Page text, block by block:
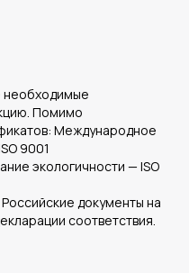
необходимые
Помимо
Международное
9001
экологичности — ISO
документы на
соответствия.